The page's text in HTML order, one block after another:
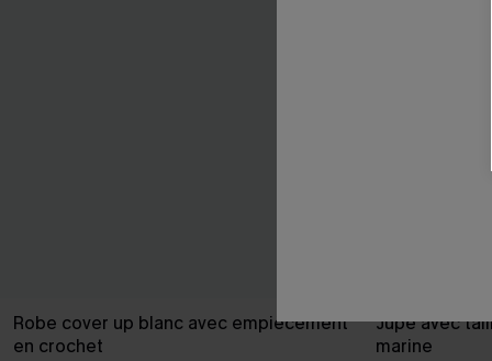
Robe cover up blanc avec empiècement
en crochet
Jupe avec
marine